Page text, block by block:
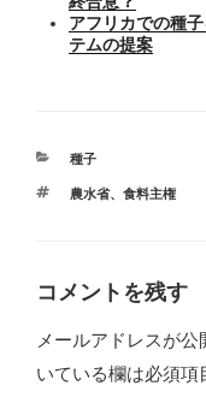
アフリカでの種
テムの提案
カ
ゴ
種子
タ
農水省、 食料主権
コメントを残す
メールアドレスが公
いている欄は必須項